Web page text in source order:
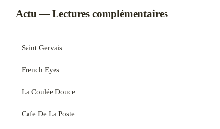
Actu — Lectures complémentaires
Saint Gervais
French Eyes
La Coulée Douce
Cafe De La Poste